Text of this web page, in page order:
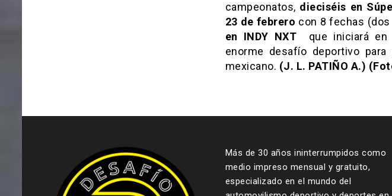
campeonatos, dieciséis en
23 de febrero con 8 fechas
en INDY NXT
que iniciará en
enorme desafío deportivo
mexicano. (J. L. PATIÑO A.)
Más de 30 años ininterrumpidos como
medio impreso mensual y gratuito,
especializado en el mundo del